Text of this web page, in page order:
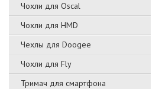
Чохли для Oscal
Чохли для HMD
Чехлы для Doogee
Чохли для Fly
Тримач для смартфона